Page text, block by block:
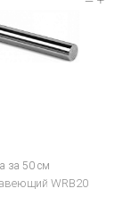
за 50 см
WRB20